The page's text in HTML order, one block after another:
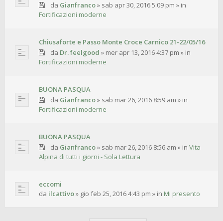
da Gianfranco» sab apr 30, 2016 5:09 pm » in
Fortificazioni moderne
Chiusaforte e Passo Monte Croce Carnico 21-22/05/16
da Dr. feelgood » mer apr 13, 2016 4:37 pm » in
Fortificazioni moderne
BUONA PASQUA
da Gianfranco» sab mar 26, 2016 8:59 am » in
Fortificazioni moderne
BUONA PASQUA
da Gianfranco» sab mar 26, 2016 8:56 am » in Vita
Alpina di tutti i giorni - Sola Lettura
eccomi
da ilcattivo» gio feb 25, 2016 4:43 pm » in Mi presento